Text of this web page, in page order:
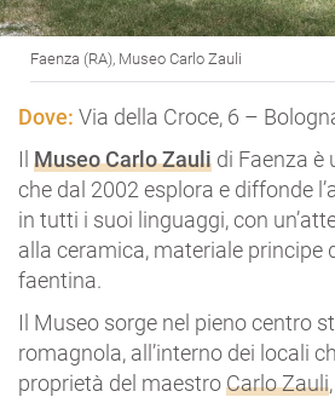
Faenza (RA), Museo Carlo Zauli
Dove: Via della Croce, 6 –
Il Museo Carlo Zauli di Faenza è
che dal 2002 esplora e diffonde
in tutti i suoi linguaggi, con
alla ceramica, materiale principe
faentina.
Il Museo sorge nel pieno centro
romagnola, all’interno dei locali
proprietà del maestroCarlo Zauli